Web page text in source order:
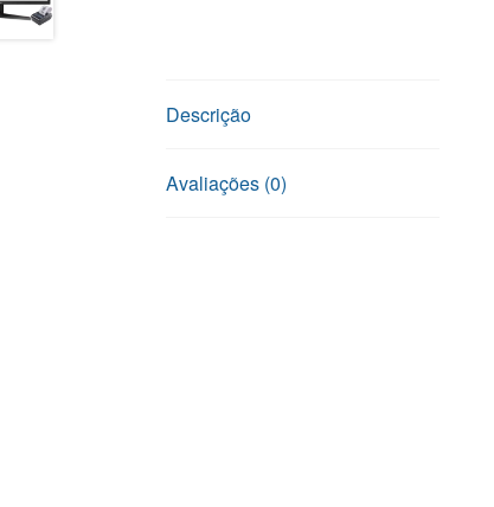
Descrição
Avaliações (0)